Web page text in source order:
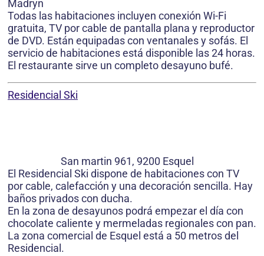
Madryn
Todas las habitaciones incluyen conexión Wi-Fi
gratuita, TV por cable de pantalla plana y reproductor
de DVD. Están equipadas con ventanales y sofás. El
servicio de habitaciones está disponible las 24 horas.
El restaurante sirve un completo desayuno bufé.
Residencial Ski
San martin 961, 9200 Esquel
El Residencial Ski dispone de habitaciones con TV
por cable, calefacción y una decoración sencilla. Hay
baños privados con ducha.
En la zona de desayunos podrá empezar el día con
chocolate caliente y mermeladas regionales con pan.
La zona comercial de Esquel está a 50 metros del
Residencial.